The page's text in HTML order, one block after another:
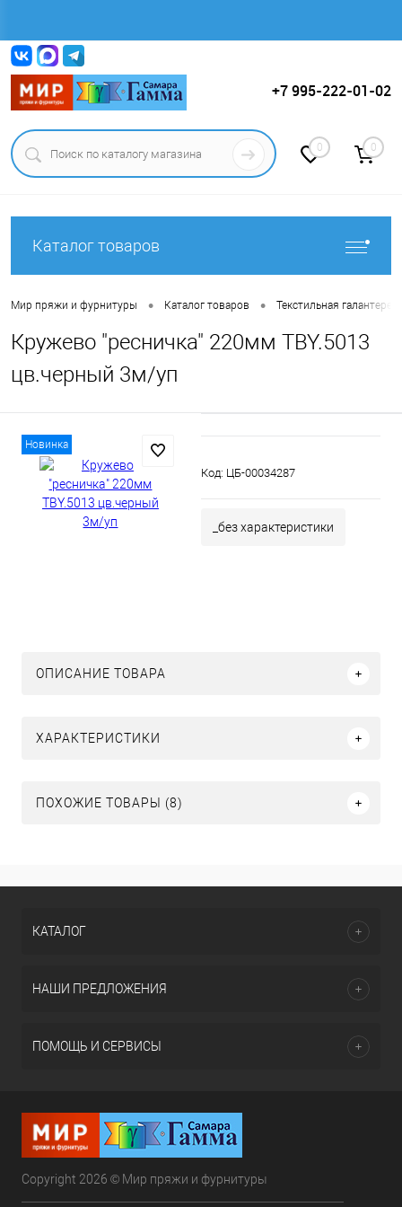
+7 995-222-01-02
0 0
Каталог товаров
Мир пряжи и фурнитуры • Каталог товаров • Текстильная
Кружево "ресничка" 220мм TBY.5013
цв.черный 3м/уп
Новинка
Код: ЦБ-00034287
_без характеристики
ОПИСАНИЕ ТОВАРА
ХАРАКТЕРИСТИКИ
ПОХОЖИЕ ТОВАРЫ (8)
КАТАЛОГ
НАШИ ПРЕДЛОЖЕНИЯ
ПОМОЩЬ И СЕРВИСЫ
Copyright 2026 © Мир пряжи и фурнитуры